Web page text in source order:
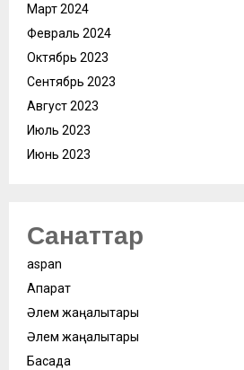
Март 2024
Февраль 2024
Октябрь 2023
Сентябрь 2023
Август 2023
Июль 2023
Июнь 2023
Санаттар
aspan
Ақпарат
Әлем жаңалықтары
Әлем жаңалықтары
Басқада